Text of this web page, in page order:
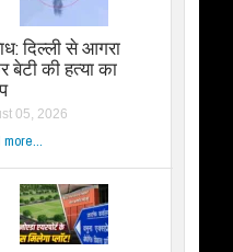
दिल्ली से आगरा
बेटी की हत्या का
05, 2026